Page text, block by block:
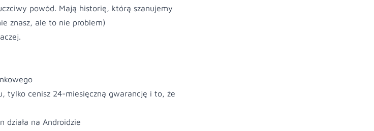
powód. Mają historię, którą szanujemy
znasz, ale to nie problem)
tylko cenisz 24-miesięczną gwarancję i to, że
na Androidzie